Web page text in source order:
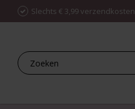
Slechts € 3,99 verzendkosten